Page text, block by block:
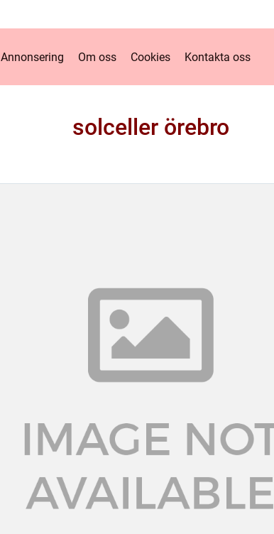
Annonsering Om oss Cookies Kontakta oss
solceller örebro